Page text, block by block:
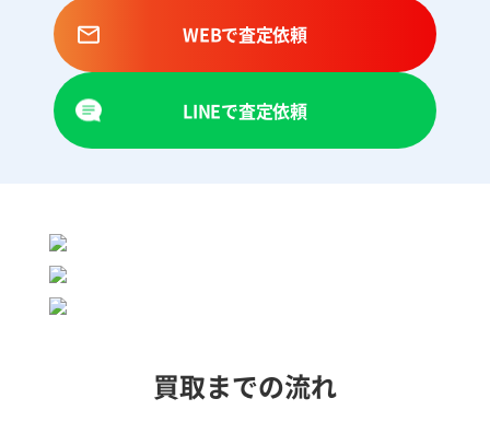
WEBで査定依頼
LINEで査定依頼
買取までの流れ